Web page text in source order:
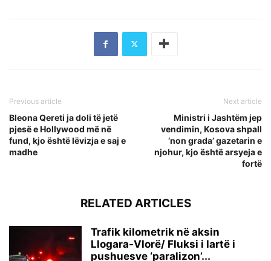
Previous article
Bleona Qereti ja doli të jetë
pjesë e Hollywood më në
fund, kjo është lëvizja e saj e
madhe
Next article
Ministri i Jashtëm jep
vendimin, Kosova shpall
‘non grada’ gazetarin e
njohur, kjo është arsyeja e
fortë
RELATED ARTICLES
Trafik kilometrik në aksin
Llogara-Vlorë/ Fluksi i lartë i
pushuesve ‘paralizon’...